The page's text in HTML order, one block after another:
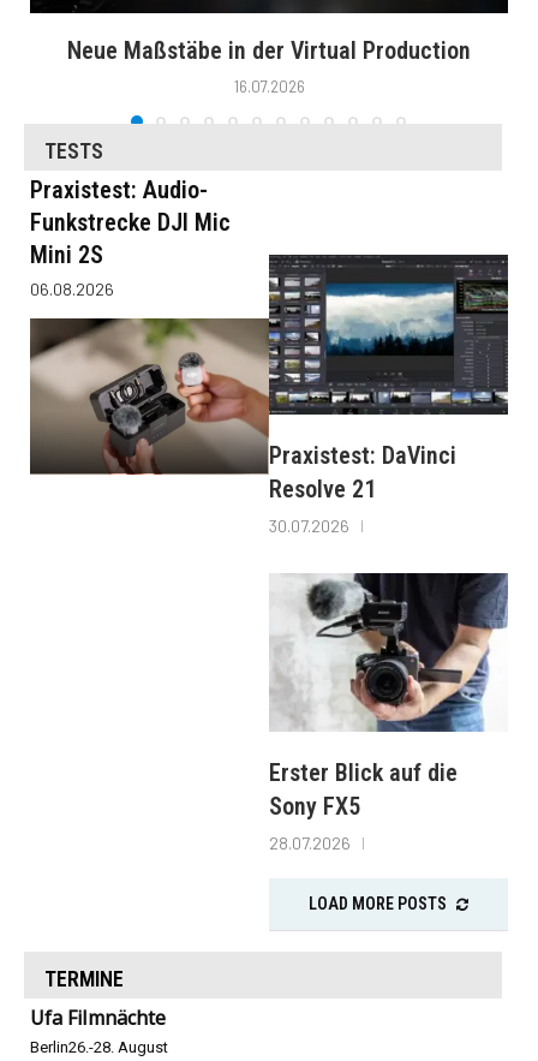
Neue Maßstäbe in der Virtual Production
16.07.2026
TESTS
Praxistest: Audio-
Funkstrecke DJI Mic
Mini 2S
06.08.2026
Praxistest: DaVinci
Resolve 21
30.07.2026
Erster Blick auf die
Sony FX5
28.07.2026
LOAD MORE POSTS
TERMINE
Ufa Filmnächte
Berlin26.-28. August